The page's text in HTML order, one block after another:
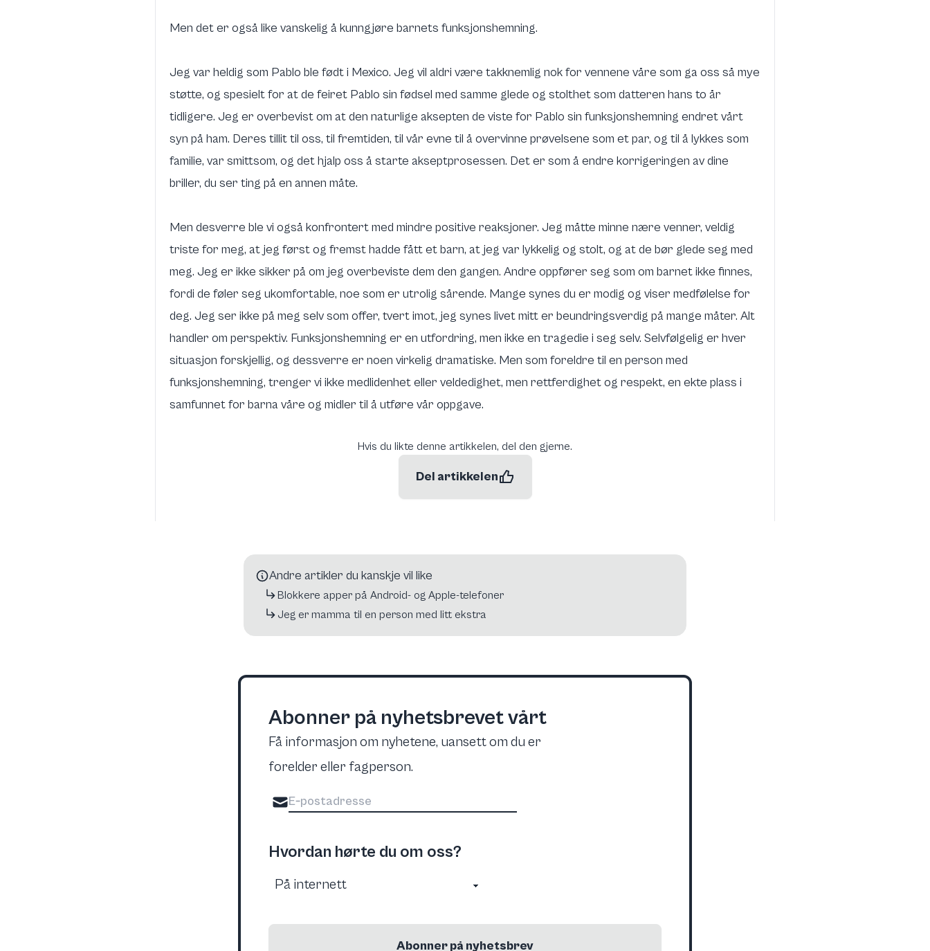
Men det er også like vanskelig å kunngjøre barnets funksjonshemning.
Jeg var heldig som Pablo ble født i Mexico. Jeg vil aldri være takknemlig nok for vennene våre som ga oss så mye
støtte, og spesielt for at de feiret Pablo sin fødsel med samme glede og stolthet som datteren hans to år
tidligere. Jeg er overbevist om at den naturlige aksepten de viste for Pablo sin funksjonshemning endret vårt
syn på ham. Deres tillit til oss, til fremtiden, til vår evne til å overvinne prøvelsene som et par, og til å lykkes som
familie, var smittsom, og det hjalp oss å starte akseptprosessen. Det er som å endre korrigeringen av dine
briller, du ser ting på en annen måte.
Men desverre ble vi også konfrontert med mindre positive reaksjoner. Jeg måtte minne nære venner, veldig
triste for meg, at jeg først og fremst hadde fått et barn, at jeg var lykkelig og stolt, og at de bør glede seg med
meg. Jeg er ikke sikker på om jeg overbeviste dem den gangen. Andre oppfører seg som om barnet ikke finnes,
fordi de føler seg ukomfortable, noe som er utrolig sårende. Mange synes du er modig og viser medfølelse for
deg. Jeg ser ikke på meg selv som offer, tvert imot, jeg synes livet mitt er beundringsverdig på mange måter. Alt
handler om perspektiv. Funksjonshemning er en utfordring, men ikke en tragedie i seg selv. Selvfølgelig er hver
situasjon forskjellig, og dessverre er noen virkelig dramatiske. Men som foreldre til en person med
funksjonshemning, trenger vi ikke medlidenhet eller veldedighet, men rettferdighet og respekt, en ekte plass i
samfunnet for barna våre og midler til å utføre vår oppgave.
Hvis du likte denne artikkelen, del den gjerne.
Del artikkelen
Andre artikler du kanskje vil like
Blokkere apper på Android- og Apple-telefoner
Jeg er mamma til en person med litt ekstra
Abonner på nyhetsbrevet vårt
Få informasjon om nyhetene, uansett om du er
forelder eller fagperson.
Hvordan hørte du om oss?
Abonner på nyhetsbrev